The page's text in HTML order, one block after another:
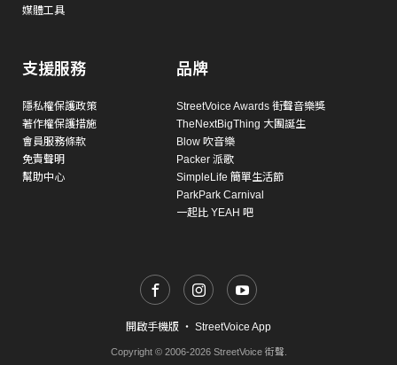
媒體工具
支援服務
隱私權保護政策
著作權保護措施
會員服務條款
免責聲明
幫助中心
品牌
StreetVoice Awards 街聲音樂獎
TheNextBigThing 大團誕生
Blow 吹音樂
Packer 派歌
SimpleLife 簡單生活節
ParkPark Carnival
一起比 YEAH 吧
開啟手機版 ・ StreetVoice App
Copyright © 2006-2026 StreetVoice 街聲.